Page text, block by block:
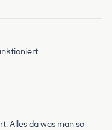
Alles da was man so